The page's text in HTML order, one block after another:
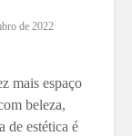
de 2022
mais espaço
beleza,
de estética é